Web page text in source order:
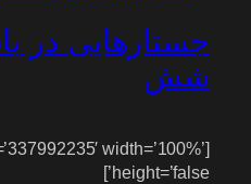
جستارهایی در
شش
width=’100%’
height=’false’]